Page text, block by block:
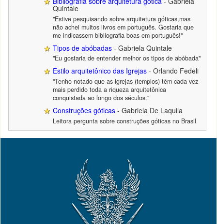
Quintale
"Estive pesquisando sobre arquitetura góticas,mas
não achei muitos livros em português. Gostaria que
me indicassem bibliografia boas em português!"
Tipos de abóbadas - Gabriela Quintale
"Eu gostaria de entender melhor os tipos de abóbada"
Estilo arquitetônico das Igrejas - Orlando Fedeli
"Tenho notado que as igrejas (templos) têm cada vez
mais perdido toda a riqueza arquitetônica
conquistada ao longo dos séculos."
Construções góticas - Gabriela De Laquila
Leitora pergunta sobre construções góticas no Brasil